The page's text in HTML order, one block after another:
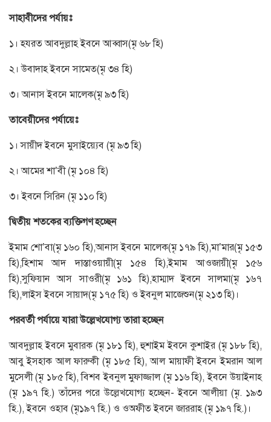
সাহাবীদের পর্যায়ঃ
১। হযরত আবদুল্লাহ ইবনে আব্বাস(মৃ ৬৮ হি)
২। উবাদাহ ইবনে সামেত(মৃ ৩৪ হি)
৩। আনাস ইবনে মালেক(মৃ ৯৩ হি)
তাবেয়ীদের পর্যায়েঃ
১। সায়ীদ ইবনে মুসাইয়্যেব (মৃ ৯৩ হি)
২। আমের শা’বী (মৃ ১০৪ হি)
৩। ইবনে সিরিন (মৃ ১১০ হি)
দ্বিতীয় শতকের ব্যক্তিগণ হচ্ছেন
ইমাম শো’বা(মৃ ১৬০ হি),আনাস ইবনে মালেক(মৃ ১৭৯ হি),মা’মার(মৃ ১৫৩
হি),হিশাম আদ দাস্তাওয়ায়ী(মৃ ১৫৪ হি),ইমাম আওজায়ী(মৃ ১৫৬
হি),সুফিয়ান আস সাওরী(মৃ ১৬১ হি),হাম্মাদ ইবনে সালমা(মৃ ১৬৭
হি),লাইস ইবনে সায়াদ(মৃ ১৭৫ হি) ও ইবনুল মাজেশুন(মৃ ২১৩ হি)।
পরবর্তী পর্যায়ে যারা উল্লেখযোগ্য তারা হচ্ছেন
আবদুল্লাহ ইবনে মুবারক (মৃ ১৮১ হি), হুশাইম ইবনে কুশাইর (মৃ ১৮৮ হি),
আবু ইসহাক আল ফারুকী (মৃ ১৮৫ হি), আল মায়াফী ইবনে ইমরান আল
মুসেলী (মৃ ১৮৫ হি), বিশব ইবনুল মুফাজ্জাল (মৃ ১১৬ হি), ইবনে উয়াইনাহ
(মৃ ১৯৭ হি.) তাঁদের পরে উল্লেখযোগ্য হচ্ছেন- ইবনে আলীয়া (মৃ. ১৯৩
হি.), ইবনে ওহাব (মৃ১৯৭ হি.) ও ওঅফীত ইবনে জাররাহ (মৃ ১৯৭ হি.)।